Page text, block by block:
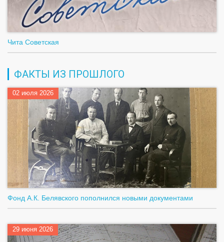
Чита Советская
ФАКТЫ ИЗ ПРОШЛОГО
02 июля 2026
Фонд А.К. Белявского пополнился новыми документами
29 июня 2026